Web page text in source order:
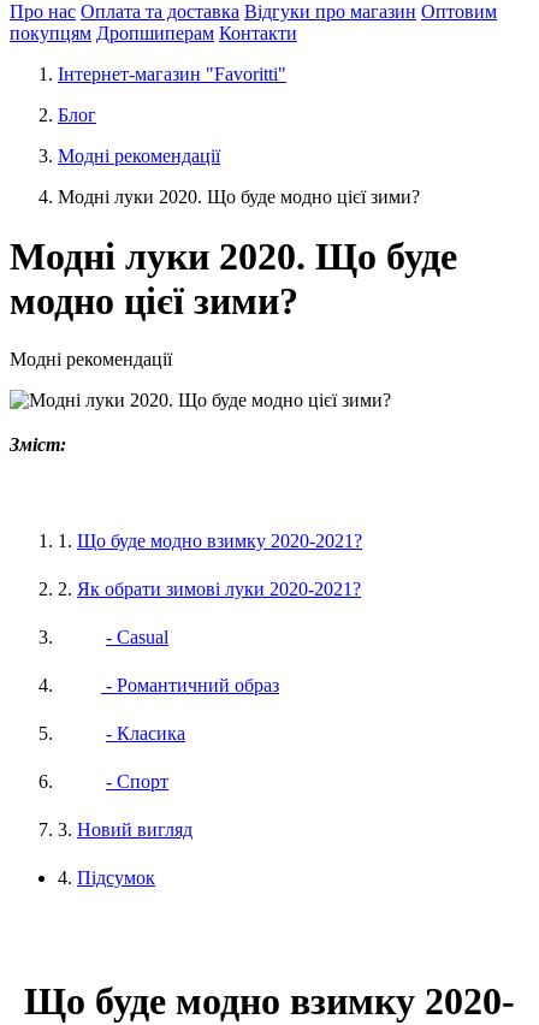
Про нас Оплата та доставка Відгуки про магазин Оптовим
покупцям Дропшиперам Контакти
Інтернет-магазин "Favoritti"
Блог
Модні рекомендації
Модні луки 2020. Що буде модно цієї зими?
Модні луки 2020. Що буде
модно цієї зими?
Модні рекомендації
Зміст:
1. Що буде модно взимку 2020-2021?
2. Як обрати зимові луки 2020-2021?
- Casual
- Романтичний образ
- Класика
- Спорт
3. Новий вигляд
4. Підсумок
Що буде модно взимку 2020-